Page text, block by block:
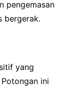
pengemasan
bergerak.
yang
ini